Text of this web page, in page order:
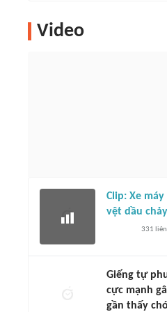
Video
Clip: Xe
vệt dầu
331
Giếng tự
cực mạnh
gần thấy